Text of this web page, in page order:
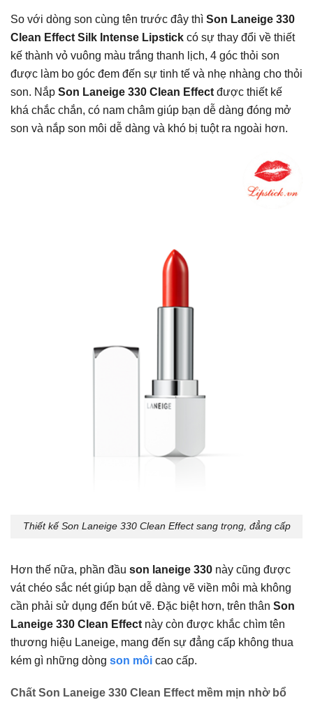
So với dòng son cùng tên trước đây thì Son Laneige 330
Clean Effect Silk Intense Lipstick có sự thay đổi về thiết
kế thành vỏ vuông màu trắng thanh lịch, 4 góc thỏi son
được làm bo góc đem đến sự tinh tế và nhẹ nhàng cho thỏi
son. Nắp Son Laneige 330 Clean Effect được thiết kế
khá chắc chắn, có nam châm giúp bạn dễ dàng đóng mở
son và nắp son môi dễ dàng và khó bị tuột ra ngoài hơn.
Thiết kế Son Laneige 330 Clean Effect sang trọng, đẳng cấp
Hơn thế nữa, phần đầu son laneige 330 này cũng được
vát chéo sắc nét giúp bạn dễ dàng vẽ viền môi mà không
cần phải sử dụng đến bút vẽ. Đặc biệt hơn, trên thân Son
Laneige 330 Clean Effect này còn được khắc chìm tên
thương hiệu Laneige, mang đến sự đẳng cấp không thua
kém gì những dòng son môi cao cấp.
Chất Son Laneige 330 Clean Effect mềm mịn nhờ bổ